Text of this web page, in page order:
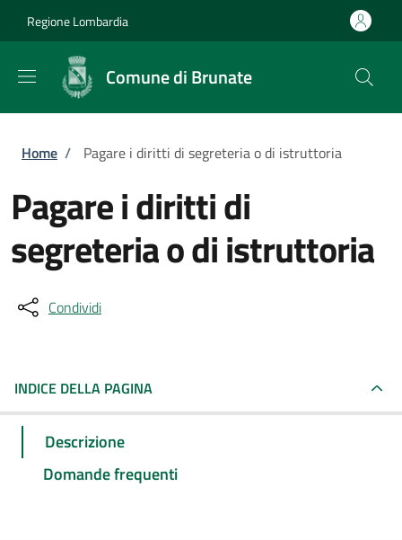
Regione Lombardia
Comune di Brunate
Briciole di pane
Home / Pagare i diritti di segreteria o di istruttoria
Pagare i diritti di
segreteria o di istruttoria
Condividi
INDICE DELLA PAGINA
Descrizione
Domande frequenti